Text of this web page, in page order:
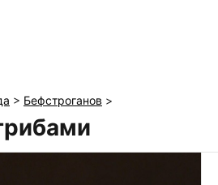
> Бефстроганов >